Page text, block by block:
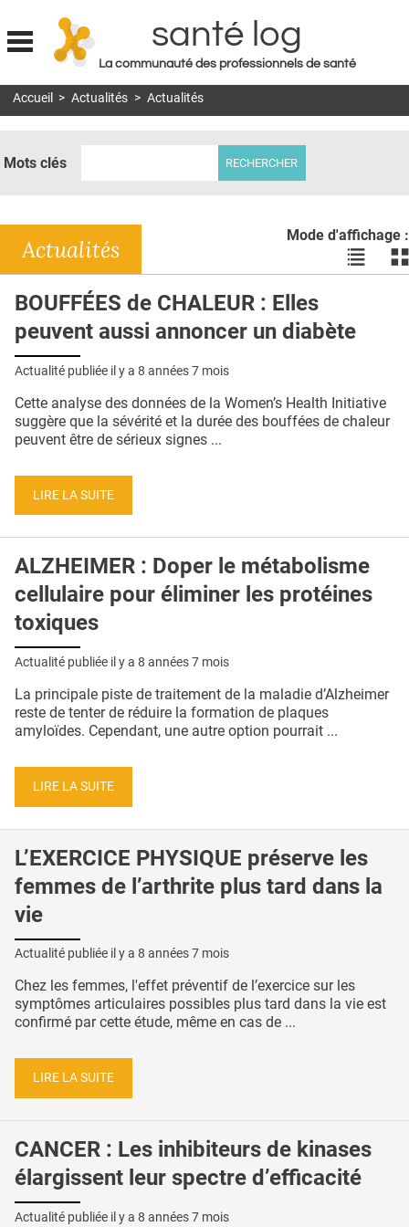
Jump to navigation
santé log
La communauté des professionnels de santé
MON COMPTE
DOSSIERS
RÉSEAUX
E-REVUE SAD
THÉMA
QUI SOMMES-NOUS ?
CONDITIONS GÉNÉRALES
CRÉDITS
Accueil > Actualités > Actualités
Mots clés
Mode d'affichage :
Voir
les
liste
les
Actualités
BOUFFÉES de CHALEUR : Elles
peuvent aussi annoncer un diabète
Actualité publiée il y a 8 années 7 mois
Cette analyse des données de la Women’s Health Initiative
suggère que la sévérité et la durée des bouffées de chaleur
peuvent être de sérieux signes ...
LIRE LA SUITE
ALZHEIMER : Doper le métabolisme
cellulaire pour éliminer les protéines
toxiques
Actualité publiée il y a 8 années 7 mois
La principale piste de traitement de la maladie d’Alzheimer
reste de tenter de réduire la formation de plaques
amyloïdes. Cependant, une autre option pourrait ...
LIRE LA SUITE
L’EXERCICE PHYSIQUE préserve les
femmes de l’arthrite plus tard dans la
vie
Actualité publiée il y a 8 années 7 mois
Chez les femmes, l'effet préventif de l’exercice sur les
symptômes articulaires possibles plus tard dans la vie est
confirmé par cette étude, même en cas de ...
LIRE LA SUITE
CANCER : Les inhibiteurs de kinases
élargissent leur spectre d’efficacité
Actualité publiée il y a 8 années 7 mois